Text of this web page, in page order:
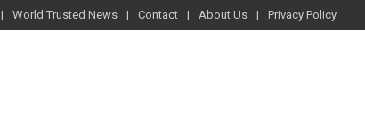
World Trusted News Contact About Us Privacy Policy